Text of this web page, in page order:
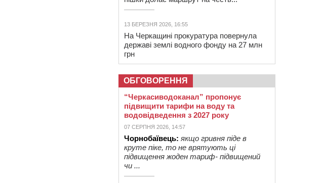
13 БЕРЕЗНЯ 2026, 16:55
На Черкащині прокуратура повернула
державі землі водного фонду на 27 млн
грн
ОБГОВОРЕННЯ
“Черкасиводоканал” пропонує
підвищити тарифи на воду та
водовідведення з 2027 року
07 СЕРПНЯ 2026, 14:57
Чорнобаївець: якщо гривня піде в
круте піке, то не врятують ці
підвищення жоден тариф- підвищений
чи ...